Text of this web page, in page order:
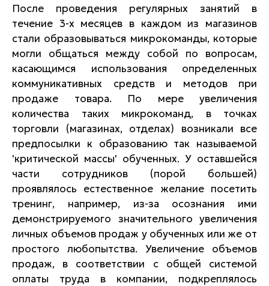
После проведения регулярных занятий в
течение 3-х месяцев в каждом из магазинов
стали образовываться микрокоманды, которые
могли общаться между собой по вопросам,
касающимся использования определенных
коммуникативных средств и методов при
продаже товара. По мере увеличения
количества таких микрокоманд, в точках
торговли (магазинах, отделах) возникали все
предпосылки к образованию так называемой
'критической массы' обученных. У оставшейся
части сотрудников (порой большей)
проявлялось естественное желание посетить
тренинг, например, из-за осознания ими
демонстрируемого значительного увеличения
личных объемов продаж у обученных или же от
простого любопытства. Увеличение объемов
продаж, в соответствии с общей системой
оплаты труда в компании, подкреплялось